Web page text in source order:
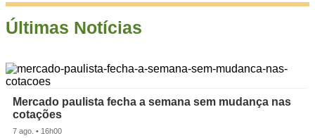
Últimas Notícias
Mercado paulista fecha a semana sem mudança nas
cotações
7 ago. • 16h00